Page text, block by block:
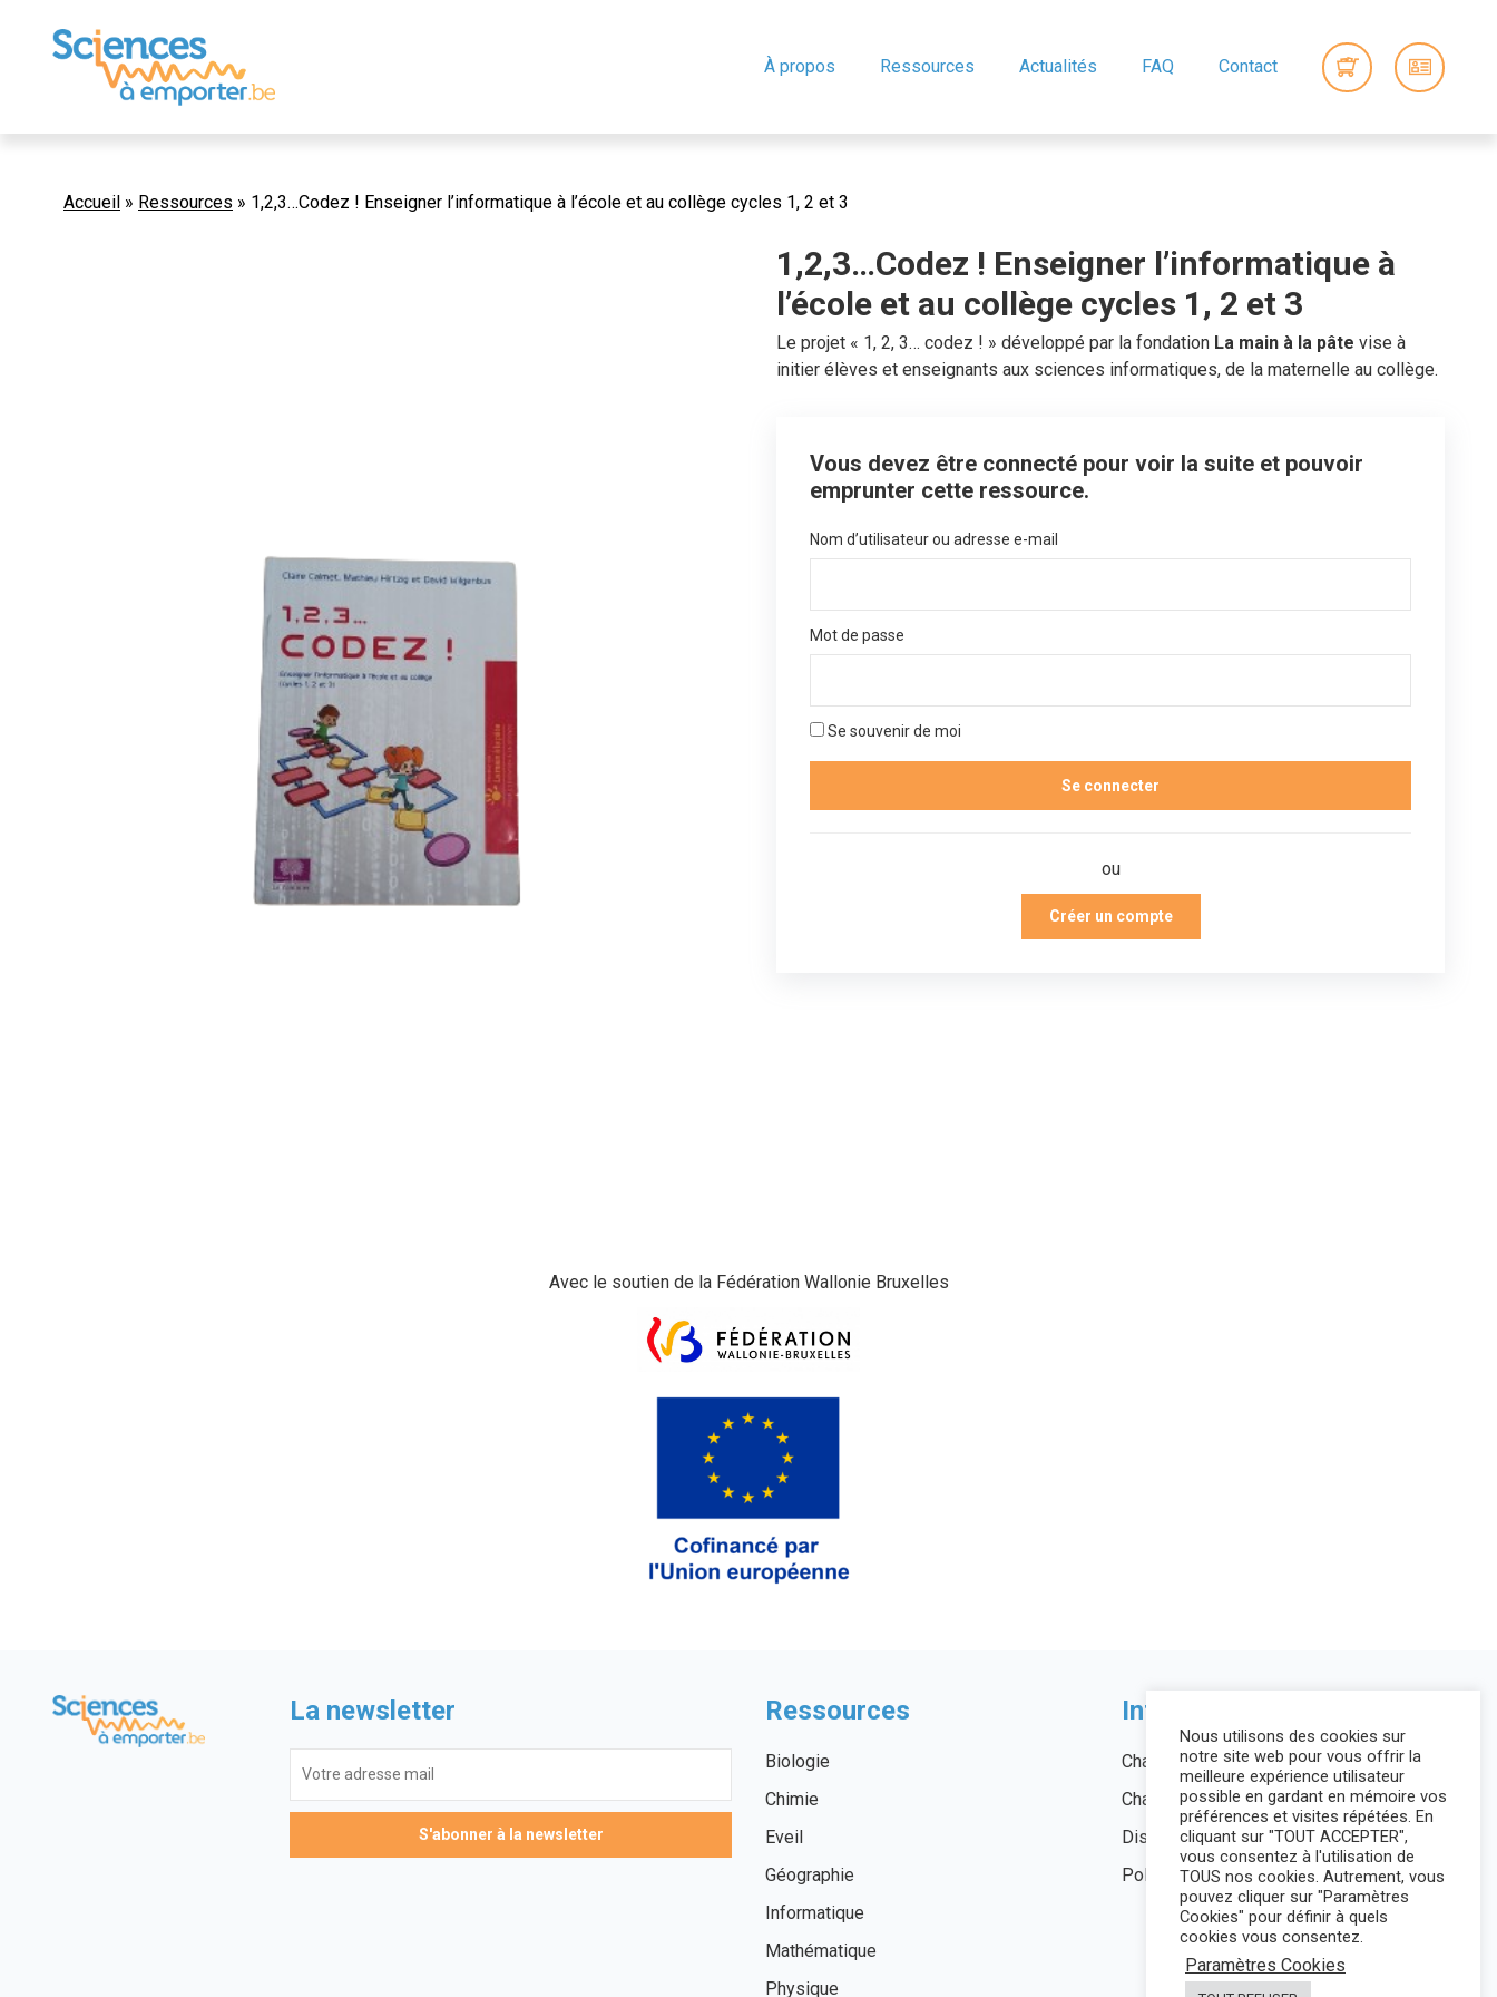
À propos Ressources Actualités FAQ Contact
Accueil » Ressources » 1,2,3…Codez ! Enseigner l’informatique à l’école et au collège cycles 1, 2 et 3
1,2,3…Codez ! Enseigner l’informatique à
l’école et au collège cycles 1, 2 et 3
Le projet « 1, 2, 3… codez ! » développé par la fondation La main à la pâte vise à
initier élèves et enseignants aux sciences informatiques, de la maternelle au collège.
Vous devez être connecté pour voir la suite et pouvoir
emprunter cette ressource.
Nom d’utilisateur ou adresse e-mail
Mot de passe
Se souvenir de moi
ou
Créer un compte
Avec le soutien de la Fédération Wallonie Bruxelles
La newsletter Ressources
Biologie
Chimie
Eveil
Géographie
Informatique
Mathématique
Physique
Informations légales
Charte de l’utilisateur
Charte Vie Privée
Disclaimer
Politique des cookies
Nous utilisons des cookies sur
notre site web pour vous offrir la
meilleure expérience utilisateur
possible en gardant en mémoire vos
préférences et visites répétées. En
cliquant sur "TOUT ACCEPTER",
vous consentez à l'utilisation de
TOUS nos cookies. Autrement, vous
pouvez cliquer sur "Paramètres
Cookies" pour définir à quels
cookies vous consentez.
Paramètres Cookies